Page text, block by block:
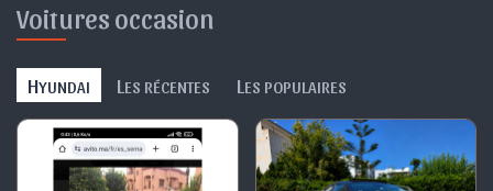
Voitures occasion
HYUNDAI L ES RÉCENTES L ES POPULAIRES